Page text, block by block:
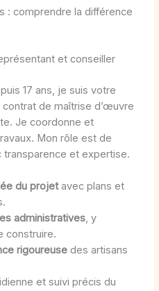
: comprendre la différence
et conseiller
17 ans, je suis votre
de maîtrise d’œuvre
Je coordonne et
Mon rôle est de
transparence et expertise.
du projetavec plans et
administratives, y
construire.
rigoureusedes artisans
et suivi précis du